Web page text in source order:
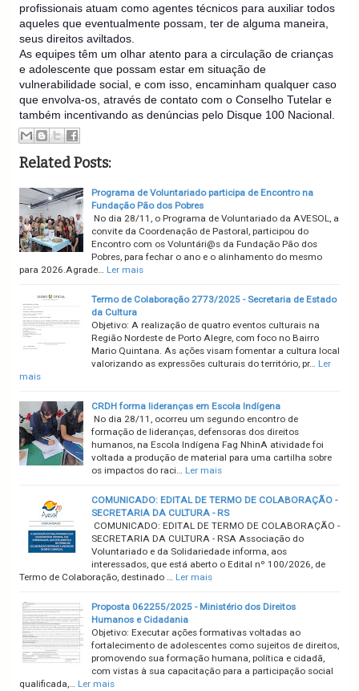
profissionais atuam como agentes técnicos para auxiliar todos
aqueles que eventualmente possam, ter de alguma maneira,
seus direitos aviltados.
As equipes têm um olhar atento para a circulação de crianças
e adolescente que possam estar em situação de
vulnerabilidade social, e com isso, encaminham qualquer caso
que envolva-os, através de contato com o Conselho Tutelar e
também incentivando as denúncias pelo Disque 100 Nacional.
Related Posts:
Programa de Voluntariado participa de Encontro na
Fundação Pão dos Pobres
No dia 28/11, o Programa de Voluntariado da AVESOL, a
convite da Coordenação de Pastoral, participou do
Encontro com os Voluntári@s da Fundação Pão dos
Pobres, para fechar o ano e o alinhamento do mesmo
para 2026.Agrade… Ler mais
Termo de Colaboração 2773/2025 - Secretaria de Estado
da Cultura
Objetivo: A realização de quatro eventos culturais na
Região Nordeste de Porto Alegre, com foco no Bairro
Mario Quintana. As ações visam fomentar a cultura local
valorizando as expressões culturais do território, pr… Ler
mais
CRDH forma lideranças em Escola Indígena
No dia 28/11, ocorreu um segundo encontro de
formação de lideranças, defensoras dos direitos
humanos, na Escola Indígena Fag NhinA atividade foi
voltada a produção de material para uma cartilha sobre
os impactos do raci… Ler mais
COMUNICADO: EDITAL DE TERMO DE COLABORAÇÃO -
SECRETARIA DA CULTURA - RS
COMUNICADO: EDITAL DE TERMO DE COLABORAÇÃO -
SECRETARIA DA CULTURA - RSA Associação do
Voluntariado e da Solidariedade informa, aos
interessados, que está aberto o Edital nº 100/2026, de
Termo de Colaboração, destinado … Ler mais
Proposta 062255/2025 - Ministério dos Direitos
Humanos e Cidadania
Objetivo: Executar ações formativas voltadas ao
fortalecimento de adolescentes como sujeitos de direitos,
promovendo sua formação humana, política e cidadã,
com vistas à sua capacitação para a participação social
qualificada,… Ler mais